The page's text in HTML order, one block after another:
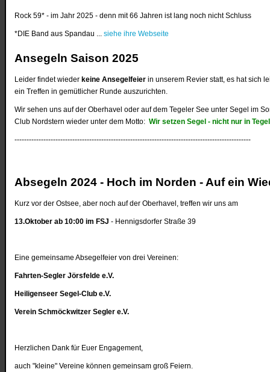
Rock 59* - im Jahr 2025 - denn mit 66 Jahren ist lang noch nicht Schluss
*DIE Band aus Spandau ...siehe ihre Webseite
Ansegeln Saison 2025
Leider findet wieder keine Ansegelfeier in unserem Revier statt, es hat sich
ein Treffen in gemütlicher Runde auszurichten.
Wir sehen uns auf der Oberhavel oder auf dem Tegeler See unter Segel im
Club Nordstern wieder unter dem Motto:Wir setzen Segel - nicht nur in Tegel
--------------------------------------------------------------------------------------------------
Absegeln 2024 - Hoch im Norden - Auf ein
Kurz vor der Ostsee, aber noch auf der Oberhavel, treffen wir uns am
13.Oktober ab 10:00 im FSJ - Hennigsdorfer Straße 39
Eine gemeinsame Absegelfeier von drei Vereinen:
Fahrten-Segler Jörsfelde e.V.
Heiligenseer Segel-Club e.V.
Verein Schmöckwitzer Segler e.V.
Herzlichen Dank für Euer Engagement,
auch "kleine" Vereine können gemeinsam groß Feiern.